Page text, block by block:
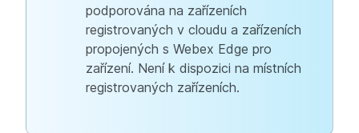
podporována na zařízeních
registrovaných v cloudu a zařízeních
propojených s Webex Edge pro
zařízení. Není k dispozici na místních
registrovaných zařízeních.